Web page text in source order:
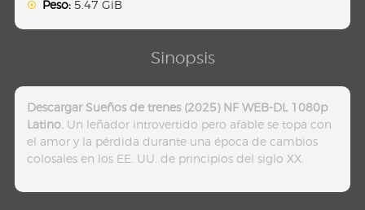
Peso: 5.47 GiB
Sinopsis
Descargar Sueños de trenes (2025) NF WEB-DL 1080p
Latino. Un leñador introvertido pero afable se topa con
el amor y la pérdida durante una época de cambios
colosales en los EE. UU. de principios del siglo XX.